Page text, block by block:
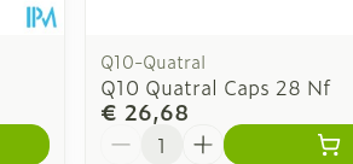
Q10-Quatral
Q10 Quatral Caps 28 Nf
€ 26,68
Aantal